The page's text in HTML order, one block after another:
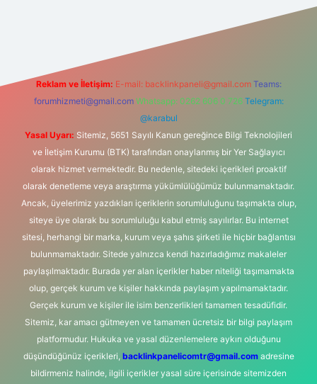
Reklam ve İletişim: E-mail: backlinkpaneli@gmail.com Teams:
forumhizmeti@gmail.com Whatsapp: 0262 606 0 726 Telegram:
@karabul
Yasal Uyarı: Sitemiz, 5651 Sayılı Kanun gereğince Bilgi Teknolojileri
ve İletişim Kurumu (BTK) tarafından onaylanmış bir Yer Sağlayıcı
olarak hizmet vermektedir. Bu nedenle, sitedeki içerikleri proaktif
olarak denetleme veya araştırma yükümlülüğümüz bulunmamaktadır.
Ancak, üyelerimiz yazdıkları içeriklerin sorumluluğunu taşımakta olup,
siteye üye olarak bu sorumluluğu kabul etmiş sayılırlar. Bu internet
sitesi, herhangi bir marka, kurum veya şahıs şirketi ile hiçbir bağlantısı
bulunmamaktadır. Sitede yalnızca kendi hazırladığımız makaleler
paylaşılmaktadır. Burada yer alan içerikler haber niteliği taşımamakta
olup, gerçek kurum ve kişiler hakkında paylaşım yapılmamaktadır.
Gerçek kurum ve kişiler ile isim benzerlikleri tamamen tesadüfidir.
Sitemiz, kar amacı gütmeyen ve tamamen ücretsiz bir bilgi paylaşım
platformudur. Hukuka ve yasal düzenlemelere aykırı olduğunu
düşündüğünüz içerikleri, backlinkpanelicomtr@gmail.comadresine
bildirmeniz halinde, ilgili içerikler yasal süre içerisinde sitemizden